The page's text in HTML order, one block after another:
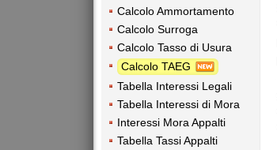
Calcolo Ammortamento
Calcolo Surroga
Calcolo Tasso di Usura
Calcolo TAEG
Tabella Interessi Legali
Tabella Interessi di Mora
Interessi Mora Appalti
Tabella Tassi Appalti